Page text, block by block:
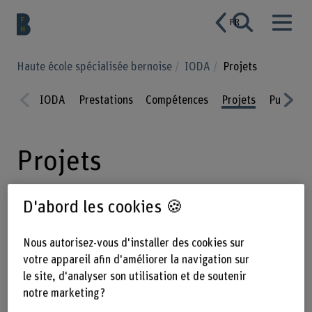
FR
Haute école spécialisée bernoise IODA Projets
ious
IODA Prestations Compétences Projets
Projets
de recherche et de développement
actuels ou terminés. Nous travaillons
sur l’analyse des données, la
D'abord les cookies 🍪
Nous autorisez-vous d'installer des cookies sur
votre appareil afin d'améliorer la navigation sur
le site, d'analyser son utilisation et de soutenir
notre marketing ?